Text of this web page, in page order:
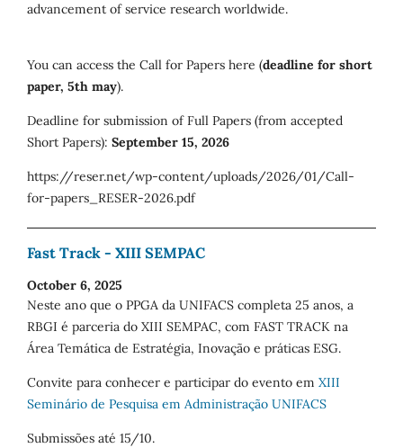
advancement of service research worldwide.
You can access the Call for Papers here (deadline for short
paper, 5th may).
Deadline for submission of Full Papers (from accepted
Short Papers): September 15, 2026
https://reser.net/wp-content/uploads/2026/01/Call-
for-papers_RESER-2026.pdf
Fast Track - XIII SEMPAC
October 6, 2025
Neste ano que o PPGA da UNIFACS completa 25 anos, a
RBGI é parceria do XIII SEMPAC, com FAST TRACK na
Área Temática de Estratégia, Inovação e práticas ESG.
Convite para conhecer e participar do evento em XIII
Seminário de Pesquisa em Administração UNIFACS
Submissões até 15/10.